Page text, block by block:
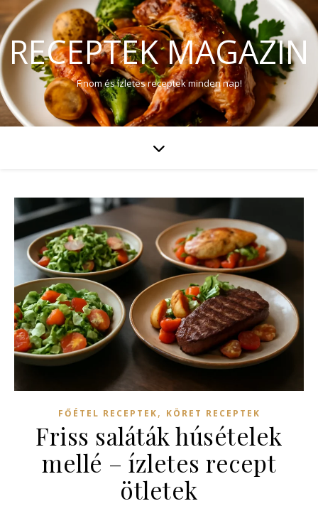
RECEPTEK MAGAZIN
Finom és ízletes receptek minden nap!
FŐÉTEL RECEPTEK, KÖRET RECEPTEK
Friss saláták húsételek
mellé – ízletes recept
ötletek